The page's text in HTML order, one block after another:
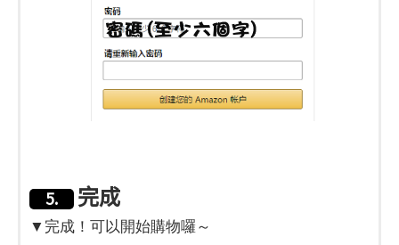
5.完成
▼完成！可以開始購物囉～